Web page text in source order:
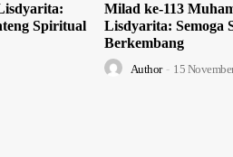
Spiritual
Milad ke-113
Lisdyarita: Semoga
Berkembang
Author - 15